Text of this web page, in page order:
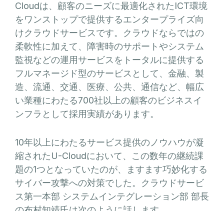
Cloudは、顧客のニーズに最適化されたICT環境
をワンストップで提供するエンタープライズ向
けクラウドサービスです。クラウドならではの
柔軟性に加えて、障害時のサポートやシステム
監視などの運用サービスをトータルに提供する
フルマネージド型のサービスとして、金融、製
造、流通、交通、医療、公共、通信など、幅広
い業種にわたる700社以上の顧客のビジネスイ
ンフラとして採用実績があります。
10年以上にわたるサービス提供のノウハウが凝
縮されたU-Cloudにおいて、この数年の継続課
題の1つとなっていたのが、ますます巧妙化する
サイバー攻撃への対策でした。クラウドサービ
ス第一本部 システムインテグレーション部 部長